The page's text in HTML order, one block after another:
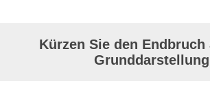
Kürzen Sie den Endbruch